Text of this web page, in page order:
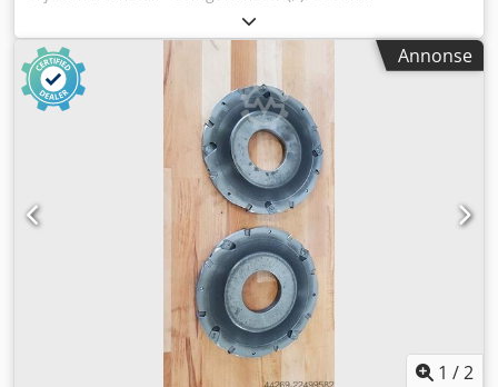
Boringsdiameter: 50 mm - Lengde: 12 mm - Materiale: stål
Annonse
1 /2